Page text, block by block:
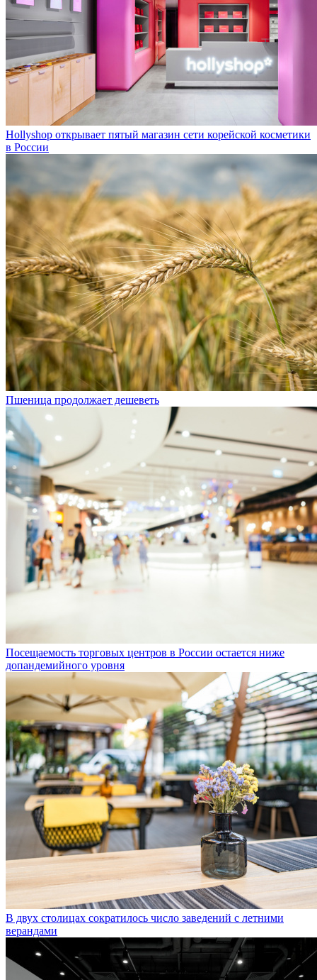
Hollyshop открывает пятый магазин сети корейской косметики
в России
Пшеница продолжает дешеветь
Посещаемость торговых центров в России остается ниже
допандемийного уровня
В двух столицах сократилось число заведений с летними
верандами